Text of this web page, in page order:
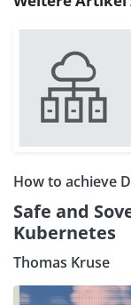
How to achieve
Safe and
Kubernetes
Thomas Kruse